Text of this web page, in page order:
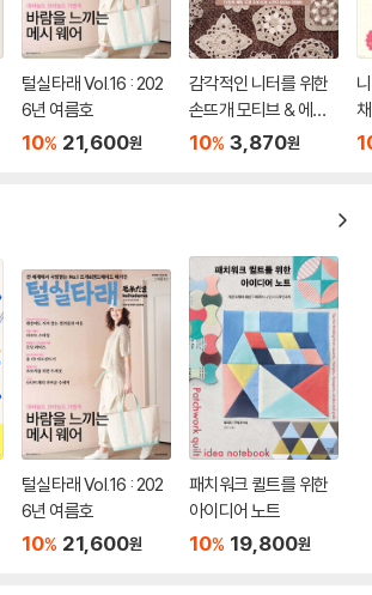
털실타래 Vol.16 : 202
6년 여름호
10% 21,600원
감각적인 니터를 위한
손뜨개 모티브 & 에징
300
10% 3,870원
털실타래 Vol.16 : 202
6년 여름호
10% 21,600원
패치워크 퀼트를 위한
아이디어 노트
10% 19,800원